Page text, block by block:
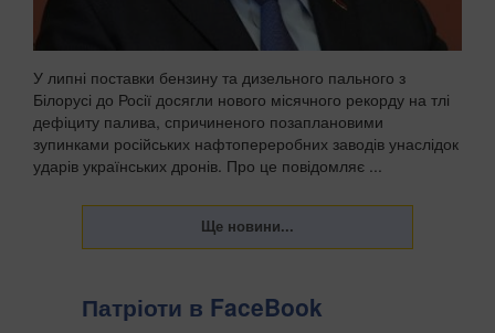
У липні поставки бензину та дизельного пального з
Білорусі до Росії досягли нового місячного рекорду на тлі
дефіциту палива, спричиненого позаплановими
зупинками російських нафтопереробних заводів унаслідок
ударів українських дронів. Про це повідомляє ...
Патріоти в FaceBook